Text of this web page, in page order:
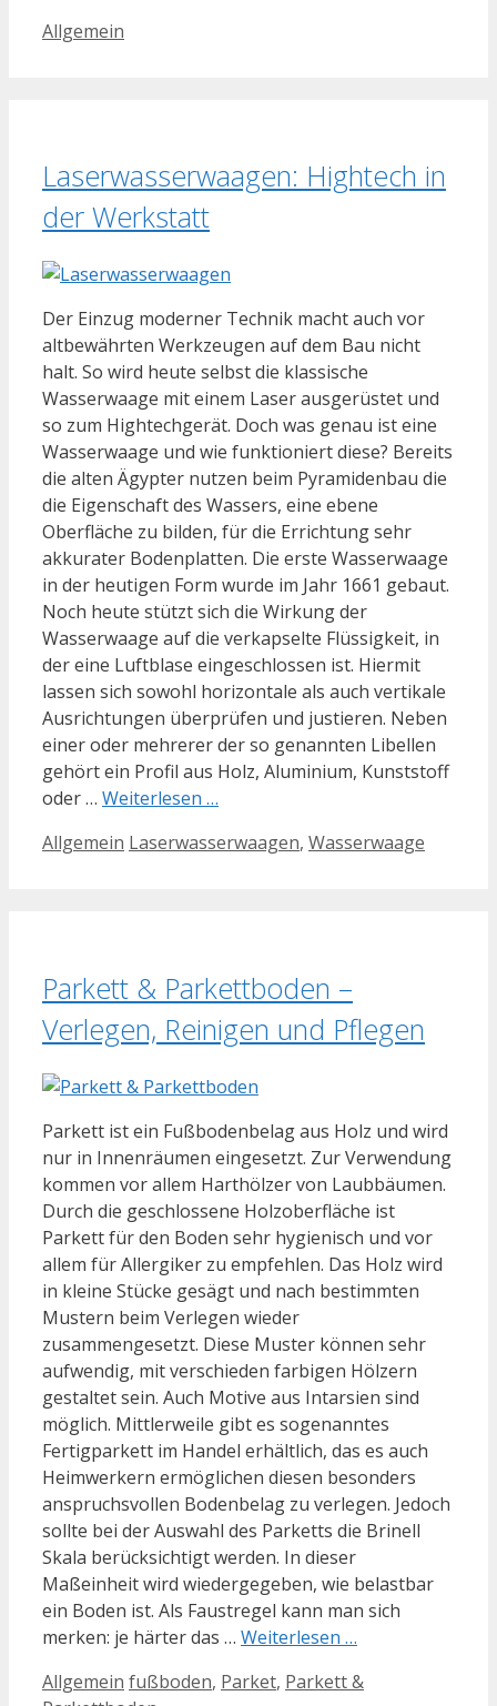
Kategorien
Allgemein
Laserwasserwaagen: Hightech in
der Werkstatt
Der Einzug moderner Technik macht auch vor
altbewährten Werkzeugen auf dem Bau nicht
halt. So wird heute selbst die klassische
Wasserwaage mit einem Laser ausgerüstet und
so zum Hightechgerät. Doch was genau ist eine
Wasserwaage und wie funktioniert diese? Bereits
die alten Ägypter nutzen beim Pyramidenbau die
die Eigenschaft des Wassers, eine ebene
Oberfläche zu bilden, für die Errichtung sehr
akkurater Bodenplatten. Die erste Wasserwaage
in der heutigen Form wurde im Jahr 1661 gebaut.
Noch heute stützt sich die Wirkung der
Wasserwaage auf die verkapselte Flüssigkeit, in
der eine Luftblase eingeschlossen ist. Hiermit
lassen sich sowohl horizontale als auch vertikale
Ausrichtungen überprüfen und justieren. Neben
einer oder mehrerer der so genannten Libellen
gehört ein Profil aus Holz, Aluminium, Kunststoff
oder … Weiterlesen …
Kategorien
Allgemein Schlagwörter
Laserwasserwaagen, Wasserwaage
Parkett & Parkettboden –
Verlegen, Reinigen und Pflegen
Parkett ist ein Fußbodenbelag aus Holz und wird
nur in Innenräumen eingesetzt. Zur Verwendung
kommen vor allem Harthölzer von Laubbäumen.
Durch die geschlossene Holzoberfläche ist
Parkett für den Boden sehr hygienisch und vor
allem für Allergiker zu empfehlen. Das Holz wird
in kleine Stücke gesägt und nach bestimmten
Mustern beim Verlegen wieder
zusammengesetzt. Diese Muster können sehr
aufwendig, mit verschieden farbigen Hölzern
gestaltet sein. Auch Motive aus Intarsien sind
möglich. Mittlerweile gibt es sogenanntes
Fertigparkett im Handel erhältlich, das es auch
Heimwerkern ermöglichen diesen besonders
anspruchsvollen Bodenbelag zu verlegen. Jedoch
sollte bei der Auswahl des Parketts die Brinell
Skala berücksichtigt werden. In dieser
Maßeinheit wird wiedergegeben, wie belastbar
ein Boden ist. Als Faustregel kann man sich
merken: je härter das … Weiterlesen …
Kategorien
Allgemein Schlagwörter
fußboden, Parket, Parkett &